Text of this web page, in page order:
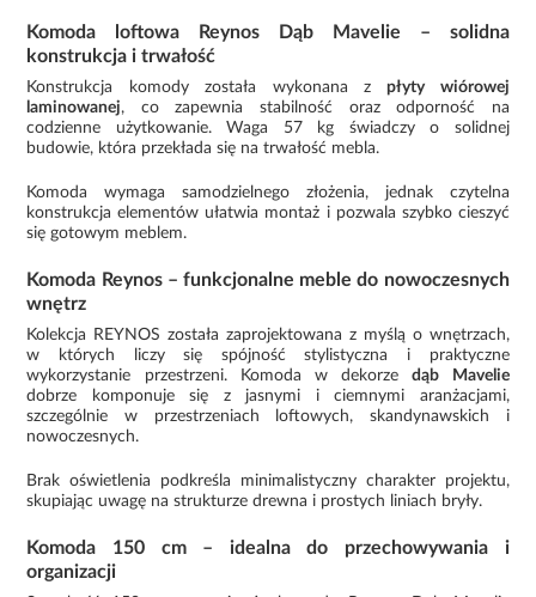
Komoda loftowa Reynos Dąb Mavelie – solidna
konstrukcja i trwałość
Konstrukcja komody została wykonana zpłyty wiórowej
laminowanej, co zapewnia stabilność oraz odporność na
codzienne użytkowanie. Waga 57 kg świadczy o solidnej
budowie, która przekłada się na trwałość mebla.
Komoda wymaga samodzielnego złożenia, jednak czytelna
konstrukcja elementów ułatwia montaż i pozwala szybko cieszyć
się gotowym meblem.
Komoda Reynos – funkcjonalne meble do nowoczesnych
wnętrz
Kolekcja REYNOS została zaprojektowana z myślą o wnętrzach,
w których liczy się spójność stylistyczna i praktyczne
wykorzystanie przestrzeni. Komoda w dekorzedąb Mavelie
dobrze komponuje się z jasnymi i ciemnymi aranżacjami,
szczególnie w przestrzeniach loftowych, skandynawskich i
nowoczesnych.
Brak oświetlenia podkreśla minimalistyczny charakter projektu,
skupiając uwagę na strukturze drewna i prostych liniach bryły.
Komoda 150 cm – idealna do przechowywania i
organizacji